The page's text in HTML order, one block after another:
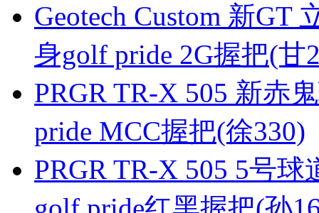
Geotech Custom 新GT
身golf pride 2G握把(甘
PRGR TR-X 505 新赤
pride MCC握把(徐330)
PRGR TR-X 505 5号